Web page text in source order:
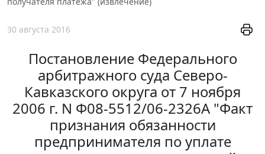
30 августа 2016
Постановление Федерального
арбитражного суда Северо-
Кавказского округа от 7 ноября
2006 г. N Ф08-5512/06-2326А "Факт
признания обязанности
предпринимателя по уплате